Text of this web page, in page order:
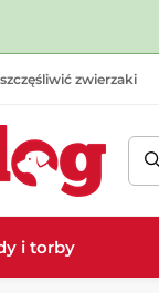
zwierzaki
i torby